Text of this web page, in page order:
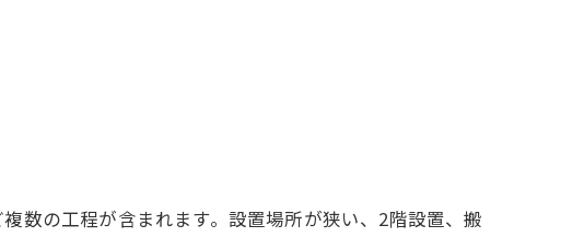
数の工程が含まれます。設置場所が狭い、2階設置、搬